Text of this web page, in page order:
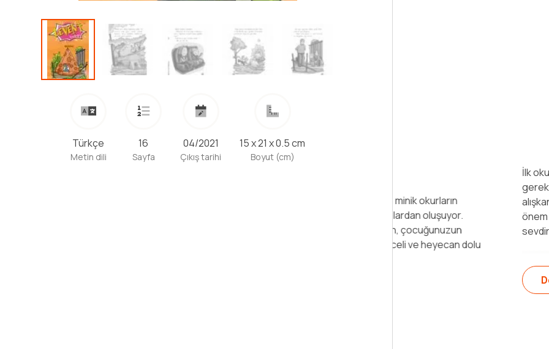
Türkçe
Metin dili
16
Sayfa
04/2021
Çıkış tarihi
15 x 21 x 0.5 cm
Boyut (cm)
İlk okuma yazma evresi,
gerektiren dönemidir.
alışkanlığı kazanmaları için bu
önem arz ediyor. Bunun için de
sevdiren kitaplar seçmek